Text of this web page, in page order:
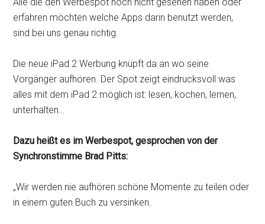
erfahren möchten welche Apps darin benutzt werden,
sind bei uns genau richtig.
Die neue iPad 2 Werbung knüpft da an wo seine
Vorgänger aufhören. Der Spot zeigt eindrucksvoll was
alles mit dem iPad 2 möglich ist: lesen, kochen, lernen,
unterhalten…
Dazu heißt es im Werbespot, gesprochen von der
Synchronstimme Brad Pitts:
„Wir werden nie aufhören schöne Momente zu teilen oder
in einem guten Buch zu versinken.